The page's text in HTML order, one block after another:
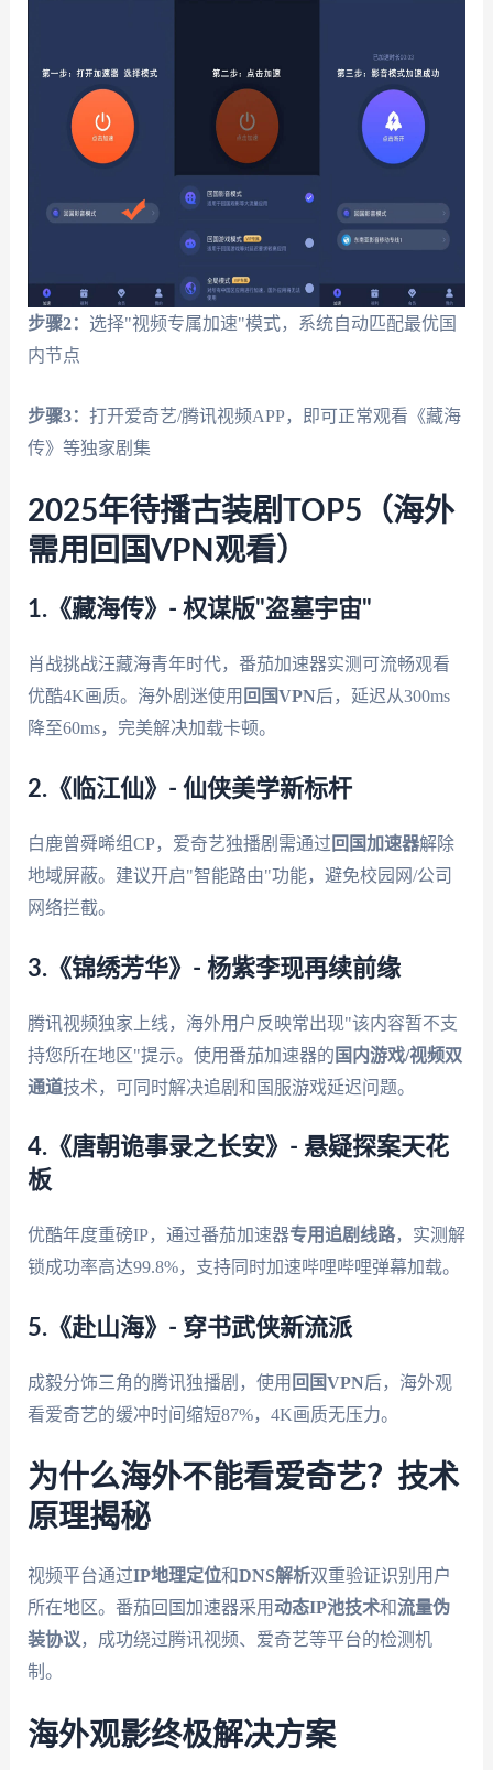
步骤2： 选择"视频专属加速"模式，系统自动匹配最优国
内节点
步骤3： 打开爱奇艺/腾讯视频APP，即可正常观看《藏海
传》等独家剧集
2025年待播古装剧TOP5（海外
需用回国VPN观看）
1.《藏海传》- 权谋版"盗墓宇宙"
肖战挑战汪藏海青年时代，番茄加速器实测可流畅观看
优酷4K画质。海外剧迷使用 回国VPN后，延迟从300ms
降至60ms，完美解决加载卡顿。
2.《临江仙》- 仙侠美学新标杆
白鹿曾舜晞组CP，爱奇艺独播剧需通过 回国加速器解除
地域屏蔽。建议开启"智能路由"功能，避免校园网/公司
网络拦截。
3.《锦绣芳华》- 杨紫李现再续前缘
腾讯视频独家上线，海外用户反映常出现"该内容暂不支
持您所在地区"提示。使用番茄加速器的 国内游戏/视频双
通道技术，可同时解决追剧和国服游戏延迟问题。
4.《唐朝诡事录之长安》- 悬疑探案天花
板
优酷年度重磅IP，通过番茄加速器专用追剧线路，实测解
锁成功率高达99.8%，支持同时加速哔哩哔哩弹幕加载。
5.《赴山海》- 穿书武侠新流派
成毅分饰三角的腾讯独播剧，使用 回国VPN后，海外观
看爱奇艺的缓冲时间缩短87%，4K画质无压力。
为什么海外不能看爱奇艺？技术
原理揭秘
视频平台通过IP地理定位和DNS解析双重验证识别用户
所在地区。番茄回国加速器采用 动态IP池技术和流量伪
装协议 ，成功绕过腾讯视频、爱奇艺等平台的检测机
制。
海外观影终极解决方案